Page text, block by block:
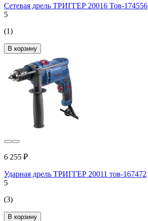
Сетевая дрель ТРИГГЕР 20016 Тов-174556
5
(1)
В корзину
6 255 ₽
Ударная дрель ТРИГГЕР 20011 тов-167472
5
(3)
В корзину